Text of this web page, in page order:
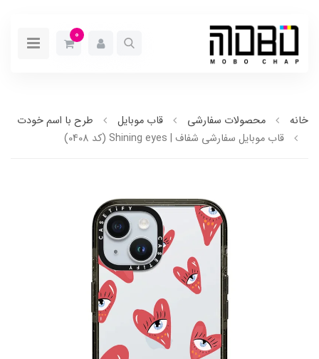
0
خانه محصولات سفارشی قاب موبایل
طرح با اسم خودت
قاب موبایل سفارشی شفاف | Shining eyes (کد 0408)